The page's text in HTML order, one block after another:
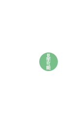
見
学
可
能